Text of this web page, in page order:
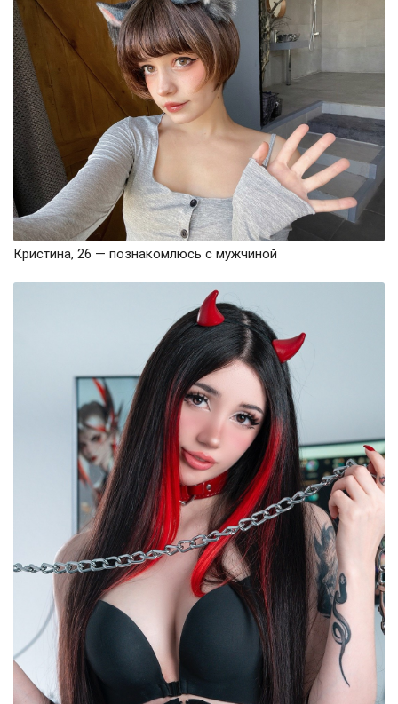
Кристина, 26 — познакомлюсь с мужчиной